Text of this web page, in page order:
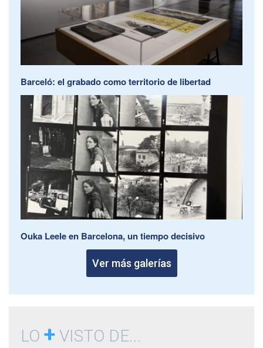
Barceló: el grabado como territorio de libertad
Ouka Leele en Barcelona, un tiempo decisivo
Ver más galerías
LO + VISTO DE...